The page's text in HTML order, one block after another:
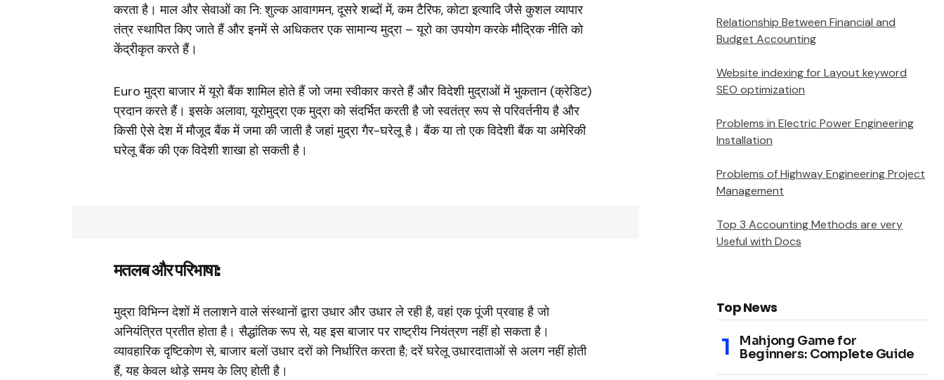
करता है। माल और सेवाओं का नि: शुल्क आवागमन, दूसरे शब्दों में, कम टैरिफ, कोटा इत्यादि जैसे कुशल व्यापार
तंत्र स्थापित किए जाते हैं और इनमें से अधिकतर एक सामान्य मुद्रा – यूरो का उपयोग करके मौद्रिक नीति को
केंद्रीकृत करते हैं।
Euro मुद्रा बाजार में यूरो बैंक शामिल होते हैं जो जमा स्वीकार करते हैं और विदेशी मुद्राओं में भुकतान (क्रेडिट)
प्रदान करते हैं। इसके अलावा, यूरोमुद्रा एक मुद्रा को संदर्भित करती है जो स्वतंत्र रूप से परिवर्तनीय है और
किसी ऐसे देश में मौजूद बैंक में जमा की जाती है जहां मुद्रा गैर-घरेलू है। बैंक या तो एक विदेशी बैंक या अमेरिकी
घरेलू बैंक की एक विदेशी शाखा हो सकती है।
मतलब और परिभाषा:
मुद्रा विभिन्न देशों में तलाशने वाले संस्थानों द्वारा उधार और उधार ले रही है, वहां एक पूंजी प्रवाह है जो
अनियंत्रित प्रतीत होता है। सैद्धांतिक रूप से, यह इस बाजार पर राष्ट्रीय नियंत्रण नहीं हो सकता है।
व्यावहारिक दृष्टिकोण से, बाजार बलों उधार दरों को निर्धारित करता है; दरें घरेलू उधारदाताओं से अलग नहीं होती
हैं, यह केवल थोड़े समय के लिए होती है।
Relationship Between Financial and
Budget Accounting
Website indexing for Layout keyword
SEO optimization
Problems in Electric Power Engineering
Installation
Problems of Highway Engineering Project
Management
Top 3 Accounting Methods are very
Useful with Docs
Top News
Mahjong Game for
Beginners: Complete Guide